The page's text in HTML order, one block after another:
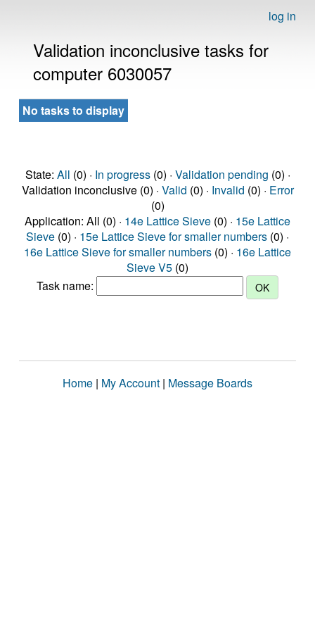
log in
Validation inconclusive tasks for
computer 6030057
No tasks to display
State: All (0) · In progress(0) · Validation pending (0) ·
Validation inconclusive (0) · Valid (0) · Invalid (0) · Error
(0)
Application: All (0) · 14e Lattice Sieve (0) · 15e Lattice
Sieve (0) · 15e Lattice Sieve for smaller numbers (0) ·
16e Lattice Sieve for smaller numbers (0) · 16e Lattice
Sieve V5 (0)
Task name:
Home | My Account | Message Boards